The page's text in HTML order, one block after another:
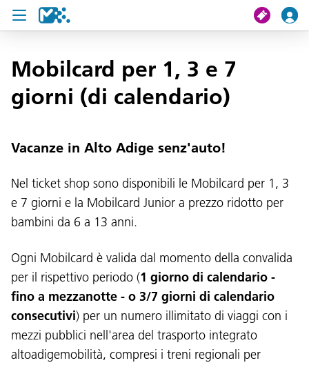
Cerca
Il mio viaggio
Ticket
Notizie
Progetti
Assistenza e contatto
Mobilcard per 1, 3 e 7
giorni (di calendario)
Vacanze in Alto Adige senz'auto!
Nel ticket shop sono disponibili le Mobilcard per 1, 3
e 7 giorni e la Mobilcard Junior a prezzo ridotto per
bambini da 6 a 13 anni.
Ogni Mobilcard è valida dal momento della convalida
per il rispettivo periodo (1 giorno di calendario -
fino a mezzanotte - o 3/7 giorni di calendario
consecutivi) per un numero illimitato di viaggi con i
mezzi pubblici nell'area del trasporto integrato
altoadigemobilità, compresi i treni regionali per